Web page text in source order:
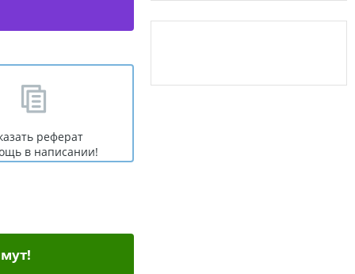
реферат
в написании!